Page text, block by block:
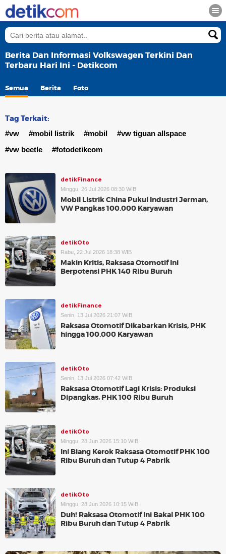
Berita Dan Informasi Volkswagen Terkini Dan
Terbaru Hari Ini - Detikcom
Semua Berita Foto
Tag Terkait:
#vw #mobil listrik #mobil
#vw tiguan allspace
#vw beetle
#fotodetikcom
detikFinance
Minggu, 26 Jul 2026 08:30 WIB
Mobil Listrik China Pukul Industri Jerman,
VW Pangkas 100.000 Karyawan
detikOto
Rabu, 22 Jul 2026 18:38 WIB
Makin Kritis, Raksasa Otomotif Ini
Berpotensi PHK 140 Ribu Buruh
detikFinance
Senin, 13 Jul 2026 21:07 WIB
Raksasa Otomotif Dikabarkan Krisis, PHK
hingga 100.000 Karyawan
detikOto
Senin, 13 Jul 2026 07:42 WIB
Raksasa Otomotif Lagi Krisis: Produksi
Dipangkas, PHK 100 Ribu Buruh
detikOto
Minggu, 28 Jun 2026 15:10 WIB
Ini Biang Kerok Raksasa Otomotif PHK 100
Ribu Buruh dan Tutup 4 Pabrik
detikOto
Minggu, 28 Jun 2026 10:15 WIB
Duh! Raksasa Otomotif Ini Bakal PHK 100
Ribu Buruh dan Tutup 4 Pabrik